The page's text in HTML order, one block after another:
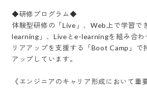
◆研修プログラム◆
体験型研修の「Live」、Web上で学習で
learning」、Liveとe-learningを組み合わ
リアアップを支援する「Boot Camp」で
アップしています。
《エンジニアのキャリア形成において重